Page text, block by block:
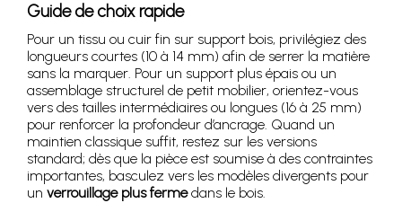
Guide de choix rapide
Pour un tissu ou cuir fin sur support bois, privilégiez des
longueurs courtes (10 à 14 mm) afin de serrer la matière
sans la marquer. Pour un support plus épais ou un
assemblage structurel de petit mobilier, orientez-vous
vers des tailles intermédiaires ou longues (16 à 25 mm)
pour renforcer la profondeur d’ancrage. Quand un
maintien classique suffit, restez sur les versions
standard; dès que la pièce est soumise à des contraintes
importantes, basculez vers les modèles divergents pour
un verrouillage plus fermedans le bois.